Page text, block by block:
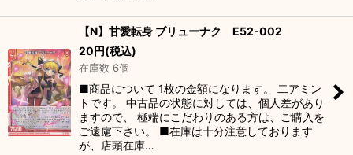
【N】甘愛転身 ブリューナク E52-002
20円(税込)
在庫数 6個
■商品について 1枚の金額になります。 二アミン
トです。 中古品の状態に対しては、個人差があり
ますので、 極端にこだわりのある方は、ご購入を
ご遠慮下さい。 ■在庫は十分注意しております
が、店頭在庫…